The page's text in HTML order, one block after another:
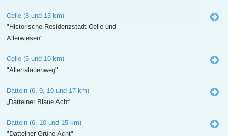
Celle (8 und 13 km)
"Historische Residenzstadt Celle und
Allerwiesen"
Celle (5 und 10 km)
"Allertalauenweg"
Datteln (6, 9, 10 und 17 km)
„Dattelner Blaue Acht"
Datteln (6, 10 und 15 km)
"Dattelner Grüne Acht"